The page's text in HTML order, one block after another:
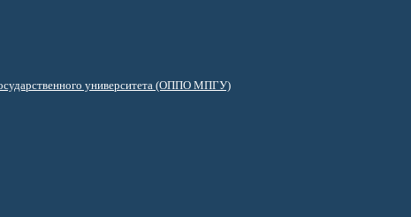
университета (ОППО МПГУ)